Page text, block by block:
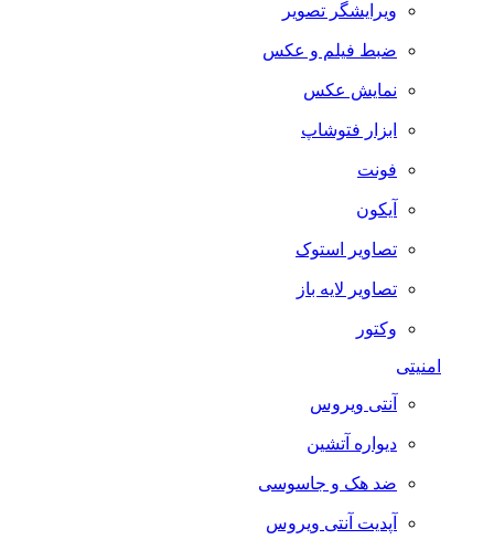
ویرایشگر تصویر
ضبط فيلم و عكس
نمایش عکس
ابزار فتوشاپ
فونت
آیکون
تصاویر استوک
تصاویر لایه باز
وکتور
امنیتی
آنتی ویروس
دیواره آتشین
ضد هک و جاسوسی
آپدیت آنتی ویروس